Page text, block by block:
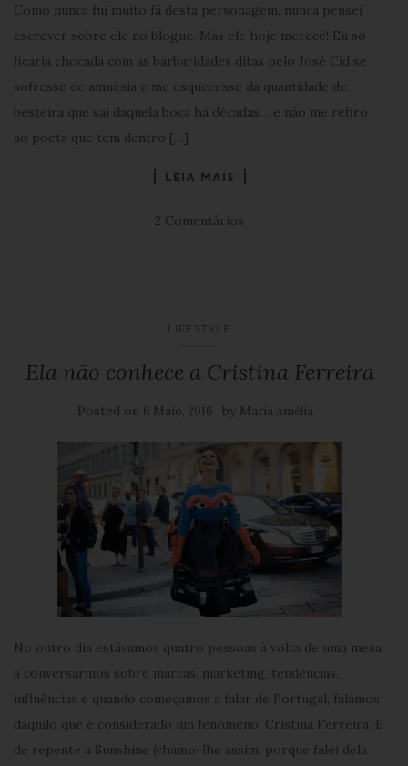
Como nunca fui muito fã desta personagem, nunca pensei
escrever sobre ele no blogue. Mas ele hoje merece! Eu só
ficaria chocada com as barbaridades ditas pelo José Cid se
sofresse de amnésia e me esquecesse da quantidade de
besteira que sai daquela boca há décadas… e não me refiro
ao poeta que tem dentro […]
LEIA MAIS
2 Comentários
LIFESTYLE
Ela não conhece a Cristina Ferreira
Posted on 6 Maio, 2016 by Maria Amélia
No outro dia estávamos quatro pessoas à volta de uma mesa
a conversarmos sobre marcas, marketing, tendências,
influências e quando começamos a falar de Portugal, falámos
daquilo que é considerado um fenómeno: Cristina Ferreira. E
de repente a Sunshine (chamo-lhe assim, porque falei dela